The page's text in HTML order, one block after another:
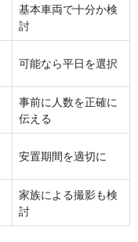
基本車両で十分か検
討
可能なら平日を選択
事前に人数を正確に
伝える
安置期間を適切に
家族による撮影も検
討